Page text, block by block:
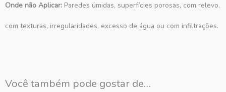
Onde não Aplicar: Paredes úmidas, superfícies porosas, com relevo,
com texturas, irregularidades, excesso de água ou com infiltrações.
Você também pode gostar de…